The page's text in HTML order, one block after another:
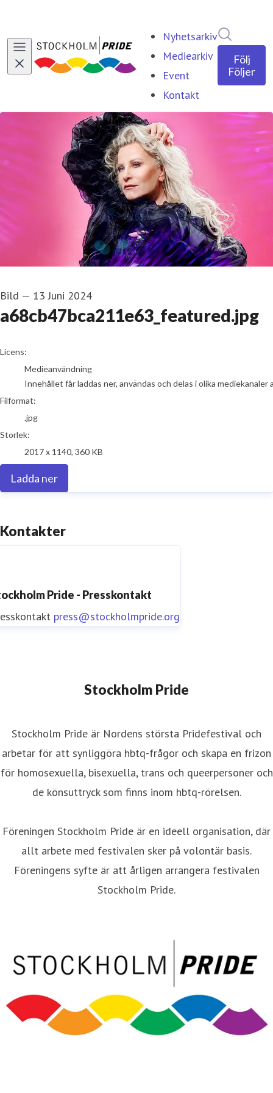
Nyhetsarkiv
Mediearkiv
Event
Kontakt
Följ
Följer
Bild — 13 Juni 2024
a68cb47bca211e63_featured.jpg
go to media item
Licens:
Medieanvändning
Innehållet får laddas ner, användas och delas i olika
Filformat:
.jpg
Storlek:
2017 x 1140, 360 KB
Ladda ner
Kontakter
Pride - Presskontakt
press@stockholmpride.org
Stockholm Pride
Stockholm Pride är Nordens största Pridefestival och
arbetar för att synliggöra hbtq-frågor och skapa en frizon
för homosexuella, bisexuella, trans och queerpersoner och
de könsuttryck som finns inom hbtq-rörelsen.
Föreningen Stockholm Pride är en ideell organisation, där
allt arbete med festivalen sker på volontär basis.
Föreningens syfte är att årligen arrangera festivalen
Stockholm Pride.